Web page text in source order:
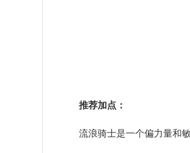
推荐加点：
流浪骑士是一个偏力量和